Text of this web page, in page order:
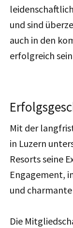
und sind
auch in den
erfolgreich
Mit der
in Luzern
Resorts seine
Engagement,
und
Die